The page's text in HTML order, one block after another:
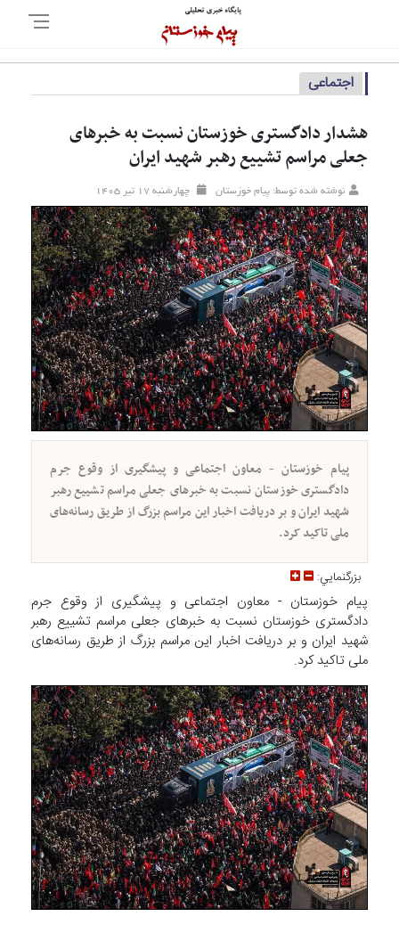
اجتماعی
هشدار دادگستری خوزستان نسبت به خبر‌های
جعلی مراسم تشییع رهبر شهید ایران
نوشته شده توسط: پیام خوزستان چهارشنبه ۱۷ تير ۱۴۰۵
پیام خوزستان - معاون اجتماعی و پیشگیری از وقوع جرم
دادگستری خوزستان نسبت به خبر‌های جعلی مراسم تشییع رهبر
شهید ایران و بر دریافت اخبار این مراسم بزرگ از طریق رسانه‌های
ملی تاکید کرد.
بزرگنمايي:
پیام خوزستان - معاون اجتماعی و پیشگیری از وقوع جرم
دادگستری خوزستان نسبت به خبر‌های جعلی مراسم تشییع رهبر
شهید ایران و بر دریافت اخبار این مراسم بزرگ از طریق رسانه‌های
ملی تاکید کرد.